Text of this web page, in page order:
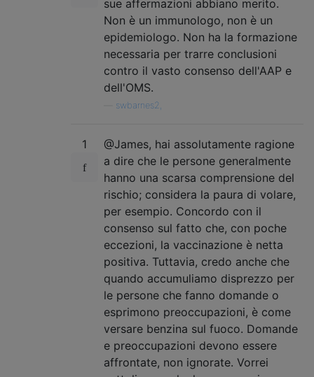
sue affermazioni abbiano merito.
Non è un immunologo, non è un
epidemiologo. Non ha la formazione
necessaria per trarre conclusioni
contro il vasto consenso dell'AAP e
dell'OMS.
swbarnes2,
1
@James, hai assolutamente ragione
a dire che le persone generalmente
hanno una scarsa comprensione del
rischio; considera la paura di volare,
per esempio. Concordo con il
consenso sul fatto che, con poche
eccezioni, la vaccinazione è netta
positiva. Tuttavia, credo anche che
quando accumuliamo disprezzo per
le persone che fanno domande o
esprimono preoccupazioni, è come
versare benzina sul fuoco. Domande
e preoccupazioni devono essere
affrontate, non ignorate. Vorrei